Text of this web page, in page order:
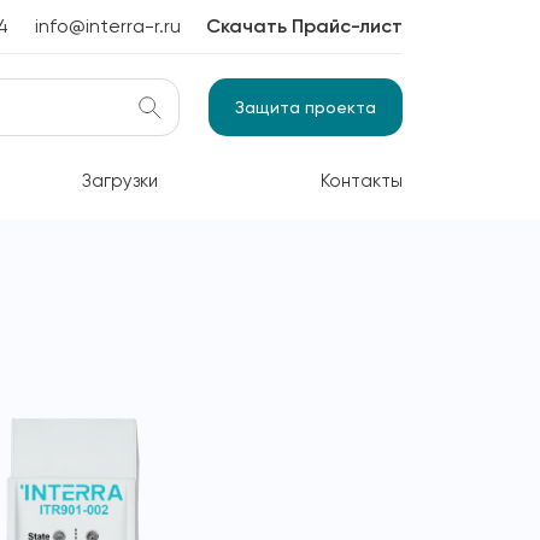
info@interra-r.ru Скачать Прайс-лист
Защита проекта
Загрузки Контакты